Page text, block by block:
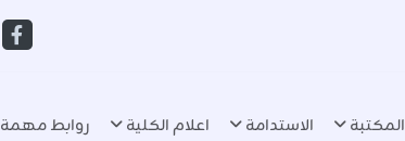
المكتبة الاستدامة اعلام الكلية روابط مهمة